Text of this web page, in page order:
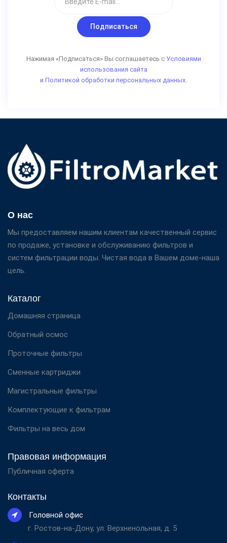
Подписаться
Нажимая «Подписаться» Вы соглашаетесь с Условиями
использования сайта
и Политикой обработки персональных данных.
О нас
Мы предоставляем нашим клиентам качественный сервис
по продаже, установке и обслуживанию фильтров и
систем фильтрации воды. Чистая вода в Вашем доме-наша
цель.
Каталог
Домашняя страница
Обратный осмос
Проточные фильтры
Сменные картриджи
Магистральные фильтры
Комплектующие к фильтрам
Фильтры на весь дом
Правовая информация
Публичная оферта
Контакты
Головной офис
г. Ростов-на-Дону, ул. Верхненольная, д. 5